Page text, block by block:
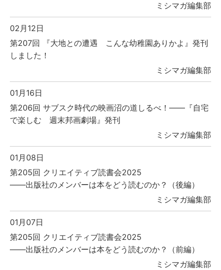
ミシマガ編集部
02月12日
第207回 『大地との遭遇 こんな幼稚園ありかよ』発刊
しました！
ミシマガ編集部
01月16日
第206回 サブスク時代の映画沼の道しるべ！――『自宅
で楽しむ 週末邦画劇場』発刊
ミシマガ編集部
01月08日
第205回 クリエイティブ読書会2025
――出版社のメンバーは本をどう読むのか？（後編）
ミシマガ編集部
01月07日
第205回 クリエイティブ読書会2025
――出版社のメンバーは本をどう読むのか？（前編）
ミシマガ編集部